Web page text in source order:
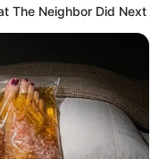
The Neighbor Did Next